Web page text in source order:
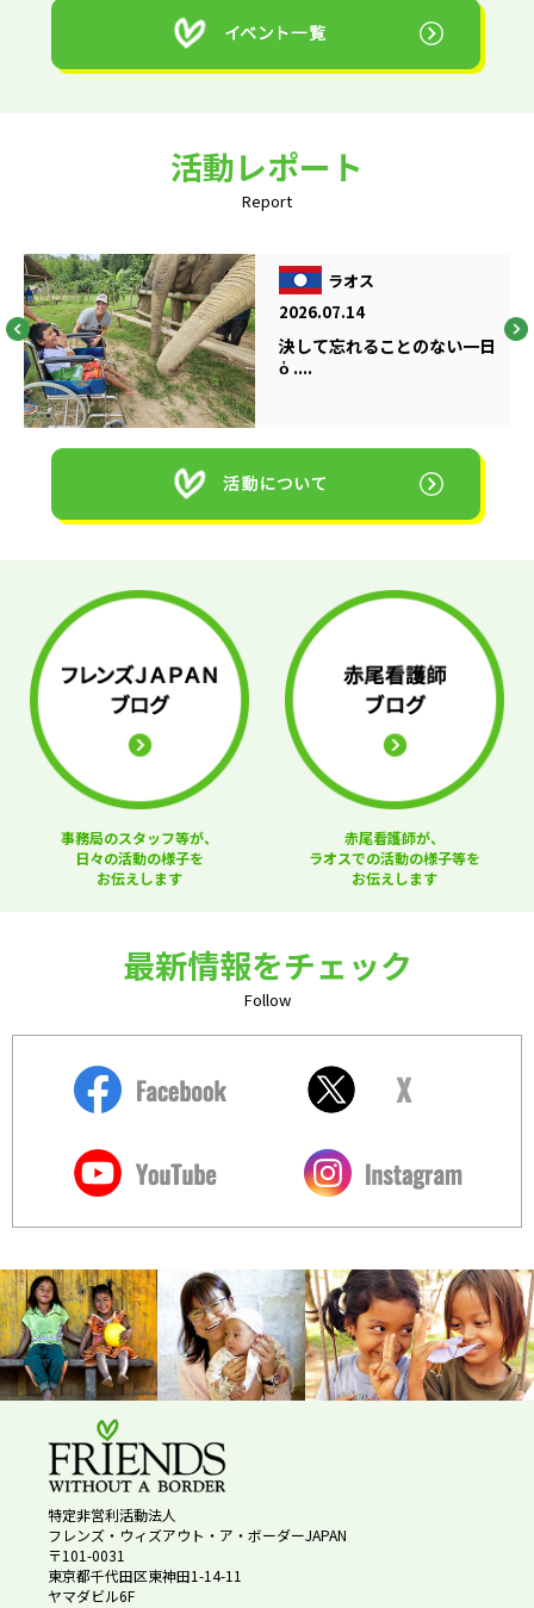
活動レポート
Report
ラオス
2026.07.14
決して忘れることのない一日
ὁ ....
事務局のスタッフ等が、
日々の活動の様子を
お伝えします
赤尾看護師が、
ラオスでの活動の様子等を
お伝えします
最新情報をチェック
Follow
特定非営利活動法人
フレンズ・ウィズアウト・ア・ボーダーJAPAN
〒101-0031
東京都千代田区東神田1-14-11
ヤマダビル6F